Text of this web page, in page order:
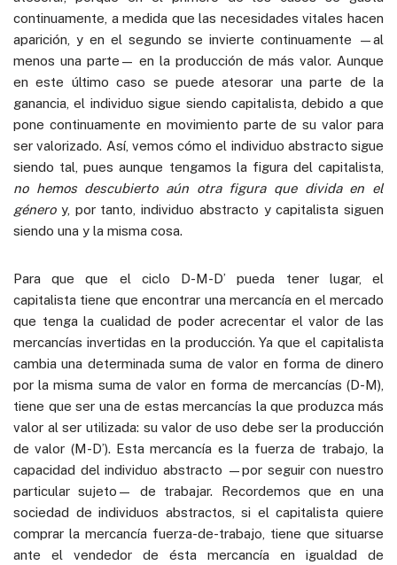
continuamente, a medida que las necesidades vitales hacen
aparición, y en el segundo se invierte continuamente —al
menos una parte— en la producción de más valor. Aunque
en este último caso se puede atesorar una parte de la
ganancia, el individuo sigue siendo capitalista, debido a que
pone continuamente en movimiento parte de su valor para
ser valorizado. Así, vemos cómo el individuo abstracto sigue
siendo tal, pues aunque tengamos la figura del capitalista,
no hemos descubierto aún otra figura que divida en el
géneroy, por tanto, individuo abstracto y capitalista siguen
siendo una y la misma cosa.
Para que que el ciclo D-M-D’ pueda tener lugar, el
capitalista tiene que encontrar una mercancía en el mercado
que tenga la cualidad de poder acrecentar el valor de las
mercancías invertidas en la producción. Ya que el capitalista
cambia una determinada suma de valor en forma de dinero
por la misma suma de valor en forma de mercancías (D-M),
tiene que ser una de estas mercancías la que produzca más
valor al ser utilizada: su valor de uso debe ser la producción
de valor (M-D’). Esta mercancía es la fuerza de trabajo, la
capacidad del individuo abstracto —por seguir con nuestro
particular sujeto— de trabajar. Recordemos que en una
sociedad de individuos abstractos, si el capitalista quiere
comprar la mercancía fuerza-de-trabajo, tiene que situarse
ante el vendedor de ésta mercancía en igualdad de